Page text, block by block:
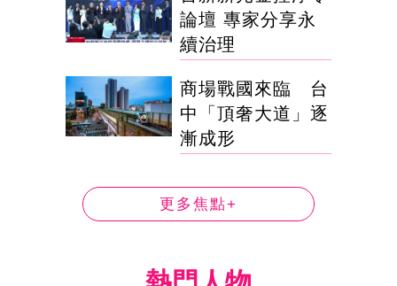
論壇 專家分享永
續治理
商場戰國來臨 台
中「頂奢大道」逐
漸成形
更多焦點+